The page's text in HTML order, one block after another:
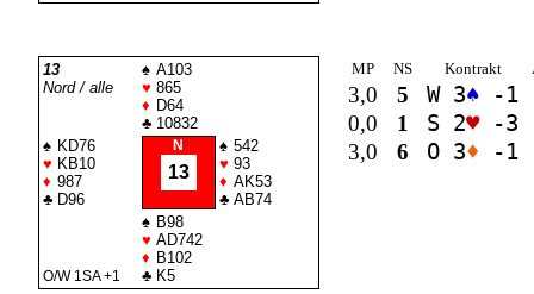
13
Nord / alle
♠ A103
♥ 865
♦ D64
♣ 10832
♠ KD76
♥ KB10
♦ 987
♣ D96
N
13
♠ 542
♥ 93
♦ AK53
♣ AB74
O/W 1 SA+1
♠ B98
♥ AD742
♦ B102
♣ K5
MP NS Kontrakt
3,0 5 W 3♠ -1
0,0
1 S 2♥-3
3,0
6 O 3♦ -1